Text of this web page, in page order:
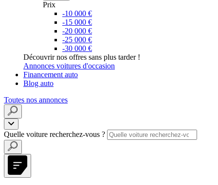
Prix
-10 000 €
-15 000 €
-20 000 €
-25 000 €
-30 000 €
Découvrir nos offres sans plus tarder !
Annonces voitures d'occasion
Financement auto
Blog auto
Toutes nos annonces
Quelle voiture recherchez-vous ?